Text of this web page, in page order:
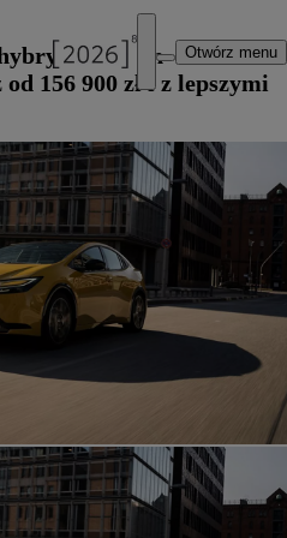
Otwórz menu
plug-in
156 900 zł i z lepszymi